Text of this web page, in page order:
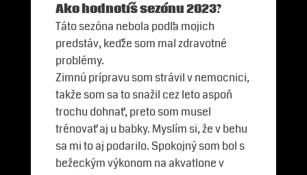
Ako hodnotíš sezónu 2023?
Táto sezóna nebola podľa mojich
predstáv, keďže som mal zdravotné
problémy.
Zimnú prípravu som strávil v nemocnici,
takže som sa to snažil cez leto aspoň
trochu dohnať, preto som musel
trénovať aj u babky. Myslím si, že v behu
sa mi to aj podarilo. Spokojný som bol s
bežeckým výkonom na akvatlone v